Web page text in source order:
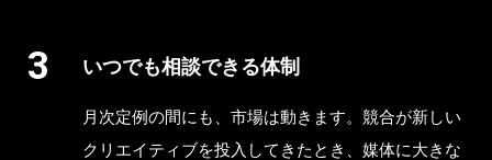
いつでも相談できる体制
月次定例の間にも、市場は動きます。競合が新しい
クリエイティブを投入してきたとき、媒体に大きな